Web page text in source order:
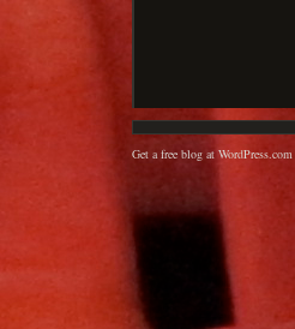
Get a free blog at WordPress.com